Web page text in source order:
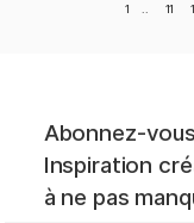
1 11
Abonnez-
Inspiration
à ne pas